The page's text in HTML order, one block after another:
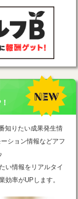
知りたい成果発生情
ション情報などアフ
い情報をリアルタイ
効率がUPします。